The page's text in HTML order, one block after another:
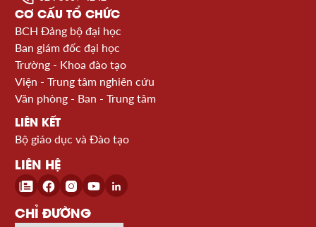
CƠ CẤU TỔ CHỨC
BCH Đảng bộ đại học
Ban giám đốc đại học
Trường - Khoa đào tạo
Viện - Trung tâm nghiên cứu
Văn phòng - Ban - Trung tâm
LIÊN KẾT
Bộ giáo dục và Đào tạo
LIÊN HỆ
CHỈ ĐƯỜNG